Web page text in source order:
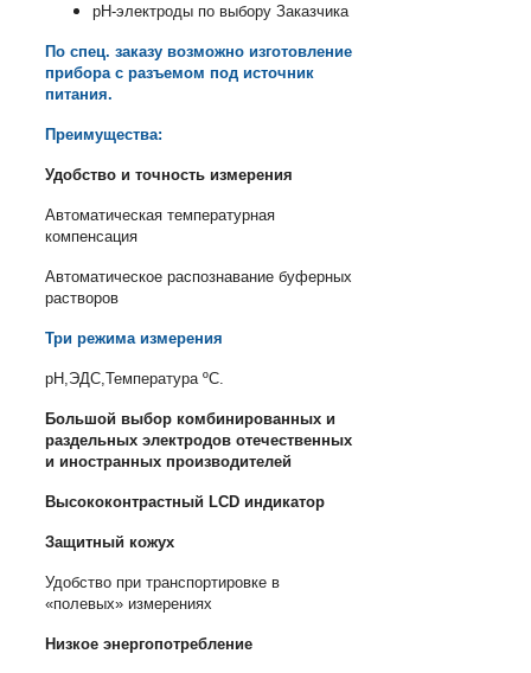
pH-электроды по выбору Заказчика
По спец. заказу возможно изготовление
прибора с разъемом под источник
питания.
Преимущества:
Удобство и точность измерения
Автоматическая температурная
компенсация
Автоматическое распознавание буферных
растворов
Три режима измерения
pH,ЭДС,Температура ºС.
Большой выбор комбинированных и
раздельных электродов отечественных
и иностранных производителей
Высококонтрастный LCD индикатор
Защитный кожух
Удобство при транспортировке в
«полевых» измерениях
Низкое энергопотребление